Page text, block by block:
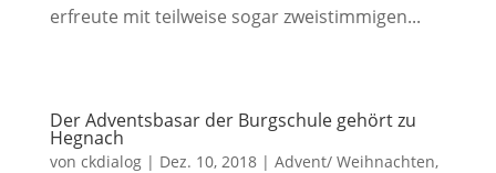
erfreute mit teilweise sogar zweistimmigen...
Der Adventsbasar der Burgschule gehört zu
Hegnach
von ckdialog| Dez. 10, 2018| Advent/ Weihnachten,